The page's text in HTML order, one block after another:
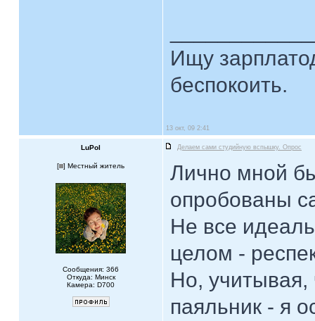
Ищу
беспокоить.
13 окт, 09 2:41
LuPol Делаем сами студийную вспышку. Опрос
[ ] Местный житель
Сообщения: 366
Откуда: Минск
Камера: D700
Лично мной
опробованы
Не все
целом -
Но,
паяльник - я